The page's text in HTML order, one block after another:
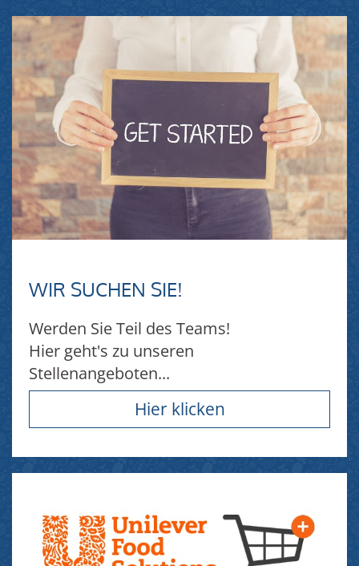
WIR SUCHEN SIE!
Werden Sie Teil des Teams!
Hier geht's zu unseren
Stellenangeboten...
Hier klicken